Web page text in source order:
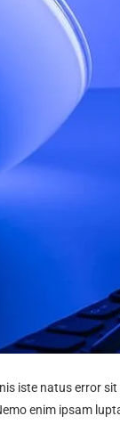
iste natus error
enim ipsam